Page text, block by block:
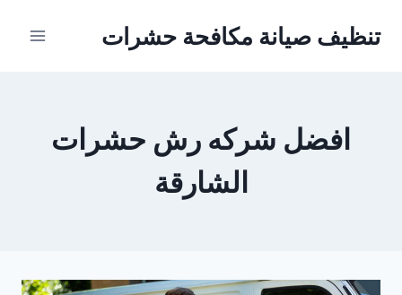
تنظيف صيانة مكافحة حشرات
افضل شركه رش حشرات
الشارقة